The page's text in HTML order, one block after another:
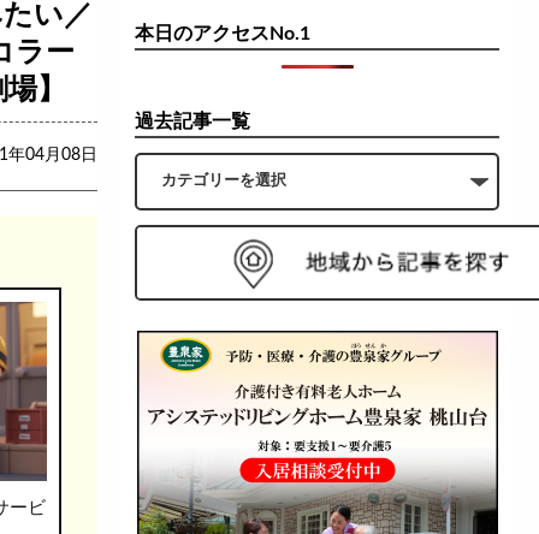
い／
ラー
】
年04月08日
ービ
本日のアクセスNo.1
過去記事一覧